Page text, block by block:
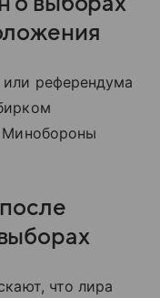
референдума
Минобороны
что лира